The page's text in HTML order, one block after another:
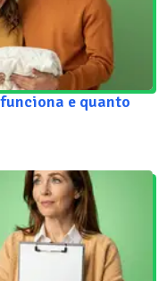
e quanto